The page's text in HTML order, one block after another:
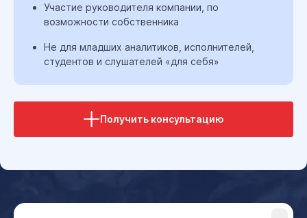
Участие руководителя компании, по
возможности собственника
Не для младших аналитиков, исполнителей,
студентов и слушателей «для себя»
Получить консультацию